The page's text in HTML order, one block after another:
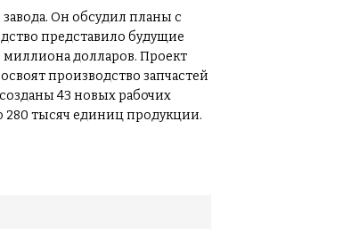
Он обсудил планы с
представило будущие
долларов. Проект
производство запчастей
созданы 43 новых рабочих
280 тысяч единиц продукции.